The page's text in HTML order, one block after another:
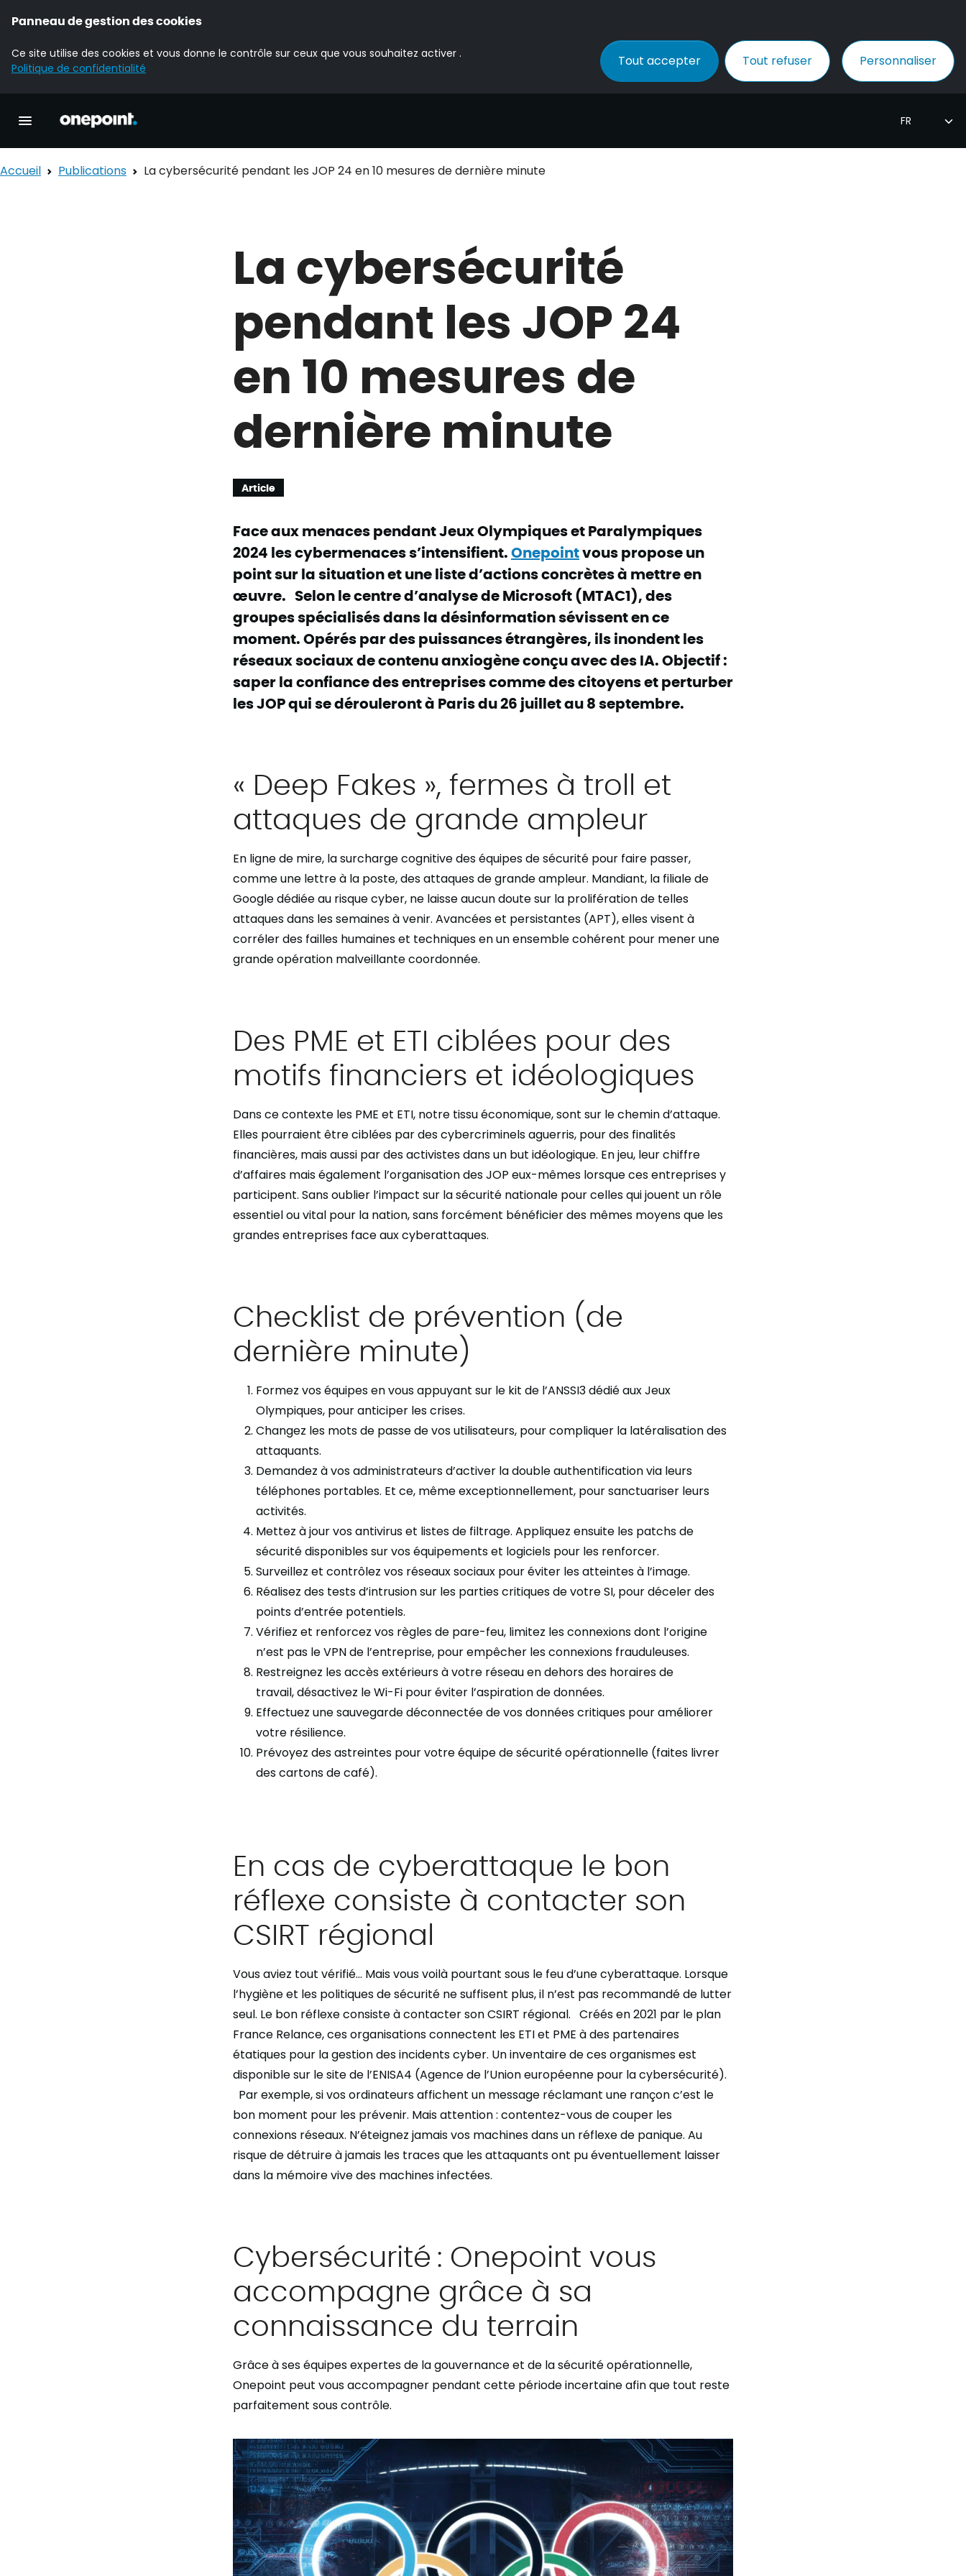
Panneau de gestion des cookies
Ce site utilise des cookies et vous donne le contrôle sur ceux que vous souhaitez activer .
Politique de confidentialité
Tout accepter Tout refuser Personnaliser
Accueil Publications La cybersécurité pendant les JOP 24 en 10 mesures de dernière minute
La cybersécurité
pendant les JOP 24
en 10 mesures de
dernière minute
Article
Face aux menaces pendant Jeux Olympiques et Paralympiques
2024 les cybermenaces s’intensifient. Onepointvous propose un
point sur la situation et une liste d’actions concrètes à mettre en
œuvre. Selon le centre d’analyse de Microsoft (MTAC1), des
groupes spécialisés dans la désinformation sévissent en ce
moment. Opérés par des puissances étrangères, ils inondent les
réseaux sociaux de contenu anxiogène conçu avec des IA. Objectif :
saper la confiance des entreprises comme des citoyens et perturber
les JOP qui se dérouleront à Paris du 26 juillet au 8 septembre.
« Deep Fakes », fermes à troll et
attaques de grande ampleur
En ligne de mire, la surcharge cognitive des équipes de sécurité pour faire passer,
comme une lettre à la poste, des attaques de grande ampleur. Mandiant, la filiale de
Google dédiée au risque cyber, ne laisse aucun doute sur la prolifération de telles
attaques dans les semaines à venir. Avancées et persistantes (APT), elles visent à
corréler des failles humaines et techniques en un ensemble cohérent pour mener une
grande opération malveillante coordonnée.
Des PME et ETI ciblées pour des
motifs financiers et idéologiques
Dans ce contexte les PME et ETI, notre tissu économique, sont sur le chemin d’attaque.
Elles pourraient être ciblées par des cybercriminels aguerris, pour des finalités
financières, mais aussi par des activistes dans un but idéologique. En jeu, leur chiffre
d’affaires mais également l’organisation des JOP eux-mêmes lorsque ces entreprises y
participent. Sans oublier l’impact sur la sécurité nationale pour celles qui jouent un rôle
essentiel ou vital pour la nation, sans forcément bénéficier des mêmes moyens que les
grandes entreprises face aux cyberattaques.
Checklist de prévention (de
dernière minute)
Formez vos équipes en vous appuyant sur le kit de l’ANSSI3dédié aux Jeux
Olympiques, pour anticiper les crises.
Changez les mots de passe de vos utilisateurs, pour compliquer la latéralisation des
attaquants.
Demandez à vos administrateurs d’activer la double authentification via leurs
téléphones portables. Et ce, même exceptionnellement, pour sanctuariser leurs
activités.
Mettez à jour vos antivirus et listes de filtrage. Appliquez ensuite les patchs de
sécurité disponibles sur vos équipements et logiciels pour les renforcer.
Surveillez et contrôlez vos réseaux sociaux pour éviter les atteintes à l’image.
Réalisez des tests d’intrusion sur les parties critiques de votre SI, pour déceler des
points d’entrée potentiels.
Vérifiez et renforcez vos règles de pare-feu, limitez les connexions dont l’origine
n’est pas le VPN de l’entreprise, pour empêcher les connexions frauduleuses.
Restreignez les accès extérieurs à votre réseau en dehors des horaires de
travail,désactivez le Wi-Fi pour éviter l’aspiration de données.
Effectuez une sauvegarde déconnectée de vos données critiques pour améliorer
votre résilience.
Prévoyez des astreintes pour votre équipe de sécurité opérationnelle (faites livrer
des cartons de café).
En cas de cyberattaque le bon
réflexe consiste à contacter son
CSIRT régional
Vous aviez tout vérifié… Maisvous voilà pourtant sous le feu d’une cyberattaque. Lorsque
l’hygiène et les politiques de sécurité ne suffisent plus, il n’est pas recommandé de lutter
seul. Le bon réflexe consiste à contacter son CSIRT régional. Créés en 2021 par le plan
France Relance, ces organisations connectent les ETI et PME à des partenaires
étatiques pour la gestion des incidents cyber. Un inventaire de ces organismes est
disponible sur le site de l’ENISA4 (Agence de l’Union européenne pour la cybersécurité).
Par exemple, si vos ordinateurs affichent un message réclamant une rançon c’est le
bon moment pour les prévenir. Mais attention : contentez-vous de couper les
connexions réseaux. N’éteignez jamais vos machines dans un réflexe de panique. Au
risque de détruire à jamais les traces que les attaquants ont pu éventuellement laisser
dans la mémoire vive des machines infectées.
Cybersécurité : Onepoint vous
accompagne grâce à sa
connaissance du terrain
Grâce à ses équipes expertes de la gouvernance et de la sécurité opérationnelle,
Onepoint peut vous accompagner pendant cette période incertaine afin que tout reste
parfaitement sous contrôle.